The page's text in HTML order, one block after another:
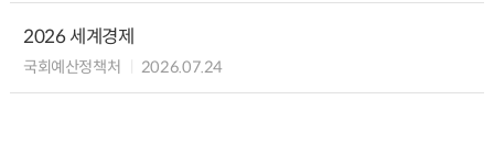
2026 세계경제
국회예산정책처 2026.07.24